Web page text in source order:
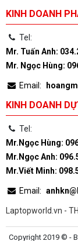
KINH DOANH
Tel:
Mr. Tuấn Anh:
Mr. Ngọc Hùng:
Email:
KINH DOANH DỰ
Tel:
Mr.Ngọc Hùng:
Mr.Ngọc Anh:
Mr.Viết Minh:
Email:
Laptopworld.vn -
Copyright 2019 © -